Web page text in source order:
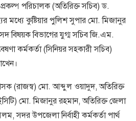
পরিচালক (অতিরিক্ত সচিব) ড.
মধ্যে কুষ্টিয়ার পুলিশ সুপার মো. মিজানুর
বিষয়ক বিভাগের যুগ্ম সচিব জি.এম.
কর্মকর্তা (সিনিয়র সহকারী সচিব)
(রাজস্ব) মো. আব্দুল ওয়াদুদ, অতিরিক্ত
মো. মিজানুর রহমান, অতিরিক্ত জেলা
সদর উপজেলা নির্বাহী কর্মকর্তা পার্থ